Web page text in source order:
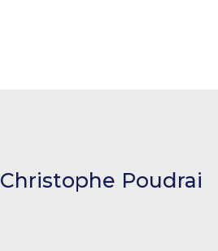
Christophe Poudrai